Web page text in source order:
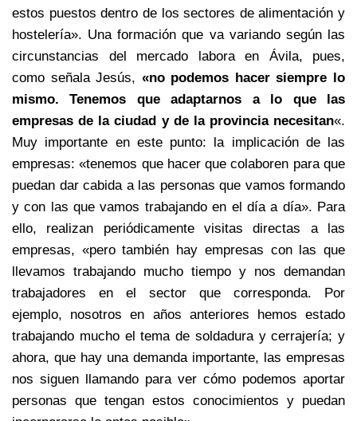
estos puestos dentro de los sectores de alimentación y
hostelería». Una formación que va variando según las
circunstancias del mercado labora en Ávila, pues,
como señala Jesús, «no podemos hacer siempre lo
mismo. Tenemos que adaptarnos a lo que las
empresas de la ciudad y de la provincia necesitan«.
Muy importante en este punto: la implicación de las
empresas: «tenemos que hacer que colaboren para que
puedan dar cabida a las personas que vamos formando
y con las que vamos trabajando en el día a día». Para
ello, realizan periódicamente visitas directas a las
empresas, «pero también hay empresas con las que
llevamos trabajando mucho tiempo y nos demandan
trabajadores en el sector que corresponda. Por
ejemplo, nosotros en años anteriores hemos estado
trabajando mucho el tema de soldadura y cerrajería; y
ahora, que hay una demanda importante, las empresas
nos siguen llamando para ver cómo podemos aportar
personas que tengan estos conocimientos y puedan